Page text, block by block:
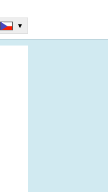
▾